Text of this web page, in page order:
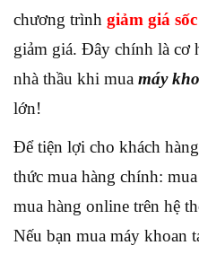
chương trình giảm giá
giảm giá. Đây chính là cơ
nhà thầu khi mua máy
lớn!
Để tiện lợi cho khách
thức mua hàng chính:
mua hàng online trên hệ
Nếu bạn mua máy khoan